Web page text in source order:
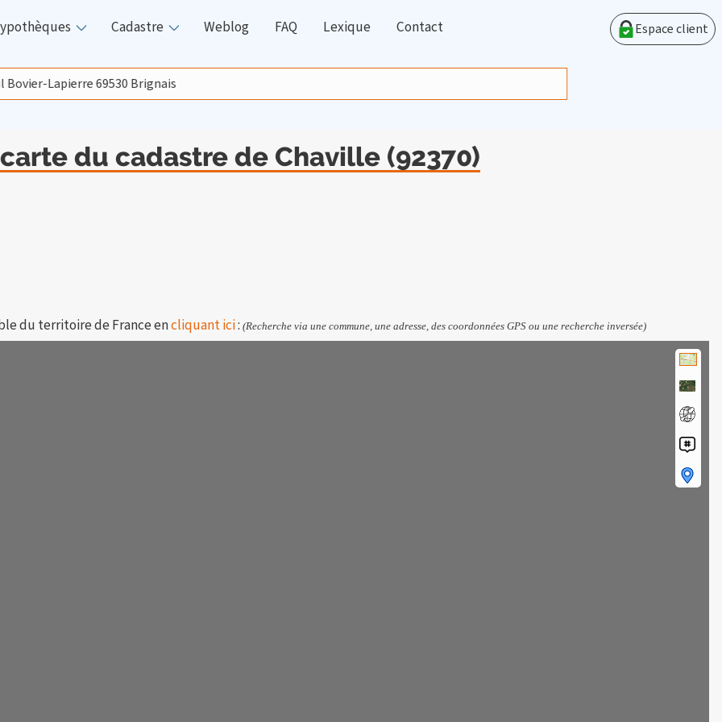
Cadastre Weblog FAQ Lexique Contact Espace client
du cadastre de Chaville (92370)
du territoire de France encliquant ici: (Recherche via une commune, une adresse, des coordonnées GPS ou une recherche inversée)